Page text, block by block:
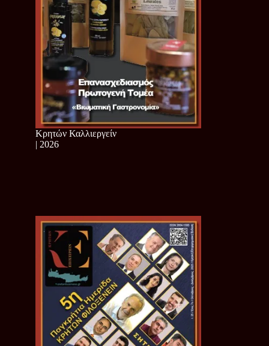
Κρητών Καλλιεργείν
| 2026